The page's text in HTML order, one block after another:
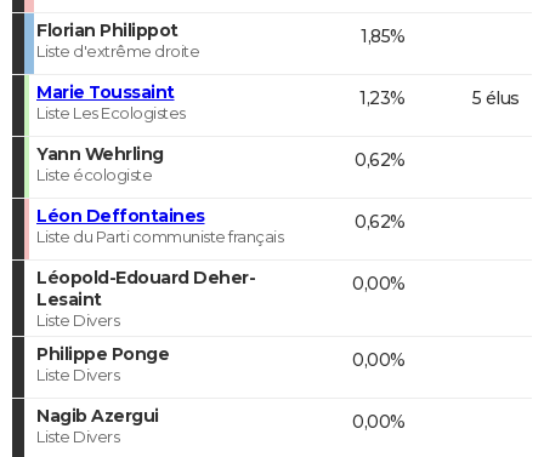
Florian Philippot
Liste d'extrême droite
1,85%
Marie Toussaint
Liste Les Ecologistes
1,23% 5 élus
Yann Wehrling
Liste écologiste
0,62%
Léon Deffontaines
Liste du Parti communiste français
0,62%
Léopold-Edouard Deher-
Lesaint
Liste Divers
0,00%
Philippe Ponge
Liste Divers
0,00%
Nagib Azergui
Liste Divers
0,00%